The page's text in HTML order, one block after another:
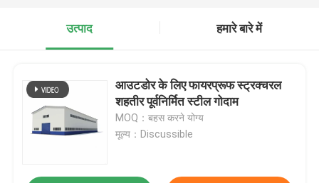
उत्पाद हमारे बारे में
आउटडोर के लिए फायरप्रूफ स्ट्रक्चरल
शहतीर पूर्वनिर्मित स्टील गोदाम
MOQ：बहस करने योग्य
मूल्य：Discussible